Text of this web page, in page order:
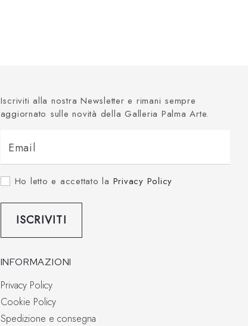
Iscriviti alla nostra Newsletter e rimani sempre
aggiornato sulle novità della Galleria Palma Arte.
Email
Ho letto e accettato la Privacy Policy
ISCRIVITI
INFORMAZIONI
Privacy Policy
Cookie Policy
Spedizione e consegna